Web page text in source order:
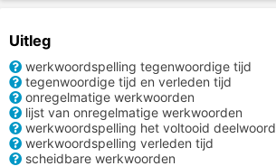
Uitleg
werkwoordspelling tegenwoordige tijd
tegenwoordige tijd en verleden tijd
onregelmatige werkwoorden
lijst van onregelmatige werkwoorden
werkwoordspelling het voltooid deelwoord
werkwoordspelling verleden tijd
scheidbare werkwoorden